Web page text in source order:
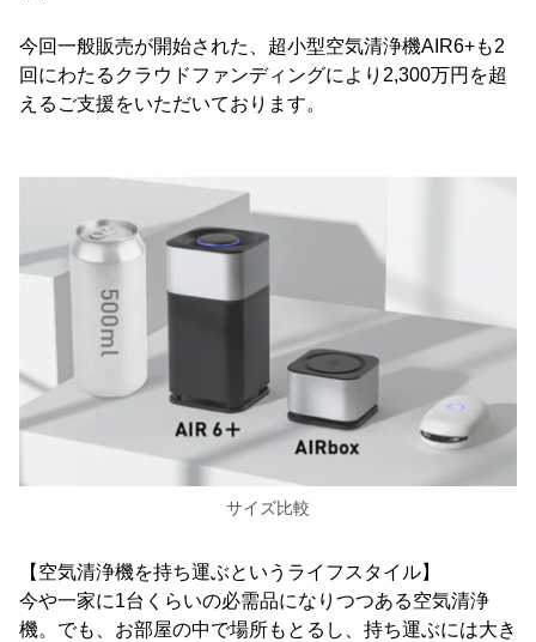
今回一般販売が開始された、超小型空気清浄機AIR6+も2
回にわたるクラウドファンディングにより2,300万円を超
えるご支援をいただいております。
サイズ比較
【空気清浄機を持ち運ぶというライフスタイル】
今や一家に1台くらいの必需品になりつつある空気清浄
機。でも、お部屋の中で場所もとるし、持ち運ぶには大き